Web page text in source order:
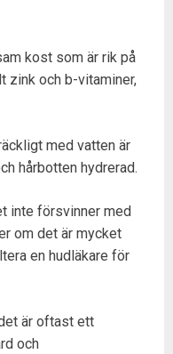
kost som är rik på
zink och b-vitaminer,
med vatten är
hårbotten hydrerad.
inte försvinner med
om det är mycket
en hudläkare för
är oftast ett
och